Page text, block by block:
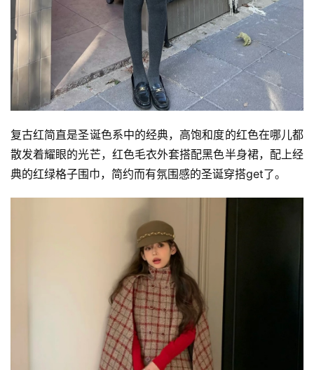
复古红简直是圣诞色系中的经典，高饱和度的红色在哪儿都
散发着耀眼的光芒，红色毛衣外套搭配黑色半身裙，配上经
典的红绿格子围巾，简约而有氛围感的圣诞穿搭get了。